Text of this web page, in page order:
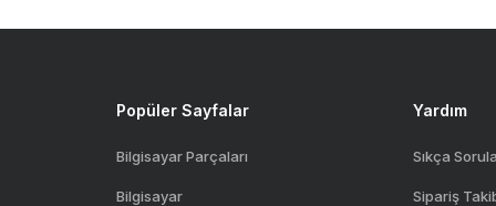
Popüler Sayfalar
Bilgisayar Parçaları
Bilgisayar
Yardım
Sıkça
Sipariş